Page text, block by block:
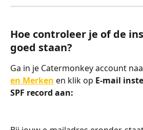
Hoe controleer je of de
goed staan?
Ga in je Catermonkey account
en Merken en klik op E-mail
SPF record aan: